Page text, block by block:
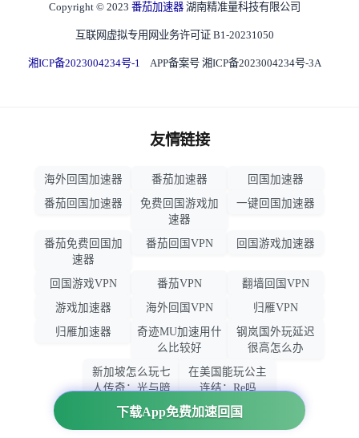
下载App免费加速回国
Copyright © 2023 番茄加速器 湖南精准量科技有限公司
互联网虚拟专用网业务许可证 B1-20231050
湘ICP备2023004234号-1 APP备案号 湘ICP备2023004234号-3A
友情链接
海外回国加速器 番茄加速器
回国加速器
番茄回国加速器
免费回国游戏加
速器
一键回国加速器
番茄免费回国加
速器
番茄回国VPN 回国游戏加速器
回国游戏VPN 番茄VPN
翻墙回国VPN
游戏加速器
海外回国VPN
归雁VPN
归雁加速器
奇迹MU加速用什
么比较好
钢岚国外玩延迟
很高怎么办
新加坡怎么玩七
人传奇：光与暗
之交战
在美国能玩公主
连结：Re吗